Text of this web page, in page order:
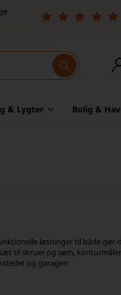
& Lygter Bolig &
løsninger til både
til skruer og søm,
og garagen.